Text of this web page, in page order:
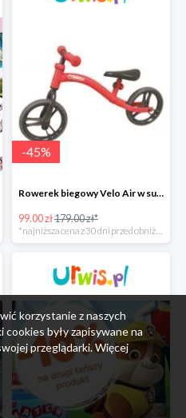
-45%
Rowerek biegowy Velo Air w super cenie
99.00 zł179.00 zł*
*najniższa cena z 30 dni przed obniżką
korzystanie z naszych
cookies były zapisywane na
przeglądarki. Więcej